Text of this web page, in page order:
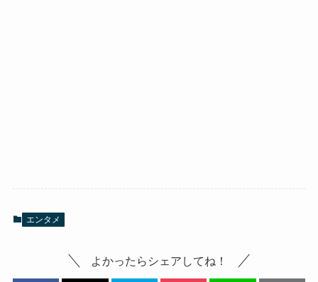
エンタメ
よかったらシェアしてね！